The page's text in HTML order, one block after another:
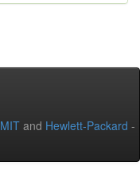
MIT and Hewlett-Packard -